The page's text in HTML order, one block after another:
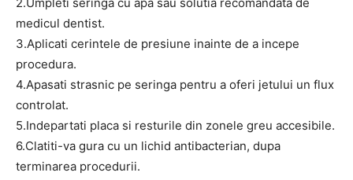
medicul dentist.
3.Aplicati cerintele de presiune inainte de a incepe
procedura.
4.Apasati strasnic pe seringa pentru a oferi jetului un flux
controlat.
5.Indepartati placa si resturile din zonele greu accesibile.
6.Clatiti-va gura cu un lichid antibacterian, dupa
terminarea procedurii.